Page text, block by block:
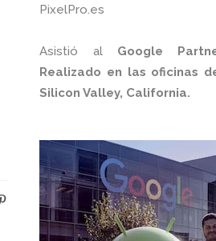
PixelPro.es
Asistió al Google
Realizado en las oficinas
Silicon Valley, California.